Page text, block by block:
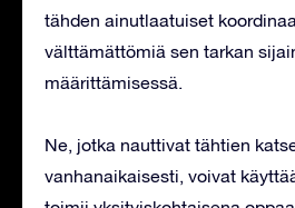
tähden ainutlaatuiset
välttämättömiä sen tarkan
määrittämisessä.
Ne, jotka nauttivat tähtien
vanhanaikaisesti, voivat